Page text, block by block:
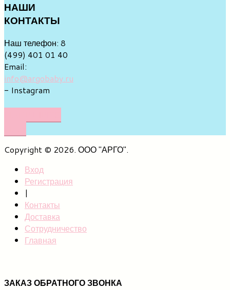
НАШИ
КОНТАКТЫ
Наш телефон: 8
(499) 401 01 40
Email:
info@argobaby.ru
- Instagram
Copyright © 2026. ООО "АРГО".
Вход
Регистрация
|
Контакты
Доставка
Сотрудничество
Главная
ЗАКАЗ ОБРАТНОГО ЗВОНКА